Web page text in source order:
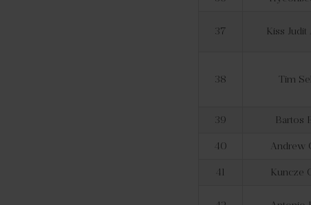
37 Kiss Judit
38 Tim
39 Bartos
40 Andrew
41 Kuncze